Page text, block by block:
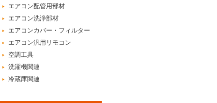
エアコン配管用部材
エアコン洗浄部材
エアコンカバー・フィルター
エアコン汎用リモコン
空調工具
洗濯機関連
冷蔵庫関連